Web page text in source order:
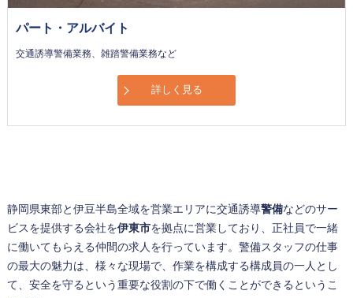
パート・アルバイト
交通誘導警備業務、雑踏警備業務など
詳しく見る
静岡県東部と伊豆半島全域を営業エリアに交通誘導警備などのサー
ビスを提供する会社を伊東市を拠点に営業しており、正社員で一緒
に働いてもらえる仲間の求人を行っています。 警備スタッフの仕事
の最大の魅力は、様々な現場で、作業を構成する構成員の一人とし
て、安全を守るという重要な役割の下で働くことができるというこ